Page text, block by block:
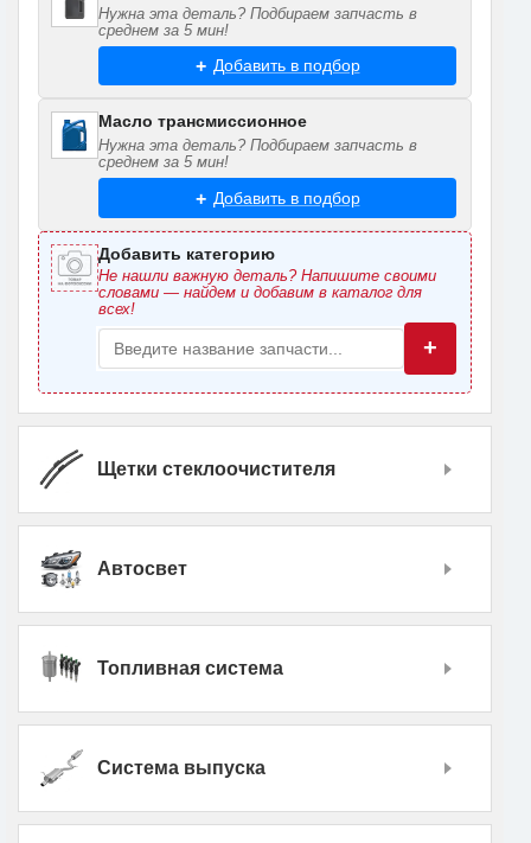
Нужна эта деталь? Подбираем запчасть в
среднем за 5 мин!
Добавить в подбор
Масло трансмиссионное
Нужна эта деталь? Подбираем запчасть в
среднем за 5 мин!
Добавить в подбор
Добавить категорию
Не нашли важную деталь? Напишите своими
словами — найдем и добавим в каталог для
всех!
+
Щетки стеклоочистителя
Автосвет
Топливная система
Система выпуска